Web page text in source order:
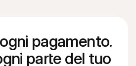
pagamento.
parte del tuo